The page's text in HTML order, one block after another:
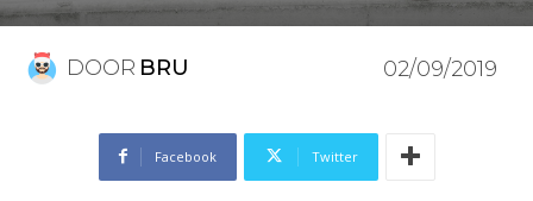
DOOR BRU 02/09/2019
Facebook Twitter